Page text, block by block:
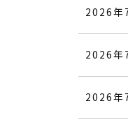
2026年
2026年
2026年